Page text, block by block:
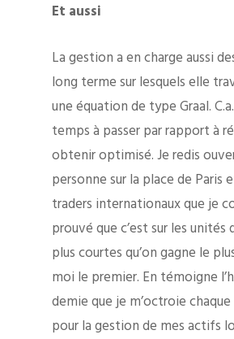
Et aussi
La gestion a en charge aussi
long terme sur lesquels elle
une équation de type Graal.
temps à passer par rapport à
obtenir optimisé. Je redis
personne sur la place de Paris
traders internationaux que je
prouvé que c’est sur les unités
plus courtes qu’on gagne le
moi le premier. En témoigne
demie que je m’octroie
pour la gestion de mes actifs